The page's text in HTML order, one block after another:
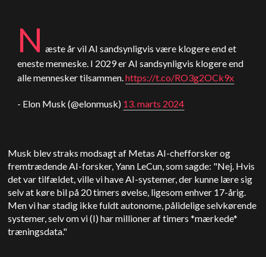
N æste år vil AI sandsynligvis være klogere end et
eneste menneske. I 2029 er AI sandsynligvis klogere end
alle mennesker tilsammen.https://t.co/RO3g2OCk9x
- Elon Musk (@elonmusk) 13. marts 2024
Musk blev straks modsagt af Metas AI-chefforsker og
fremtrædende AI-forsker, Yann LeCun, som sagde: "Nej. Hvis
det var tilfældet, ville vi have AI-systemer, der kunne lære sig
selv at køre bil på 20 timers øvelse, ligesom enhver 17-årig.
Men vi har stadig ikke fuldt autonome, pålidelige selvkørende
systemer, selv om vi (I) har millioner af timers *mærkede*
træningsdata."